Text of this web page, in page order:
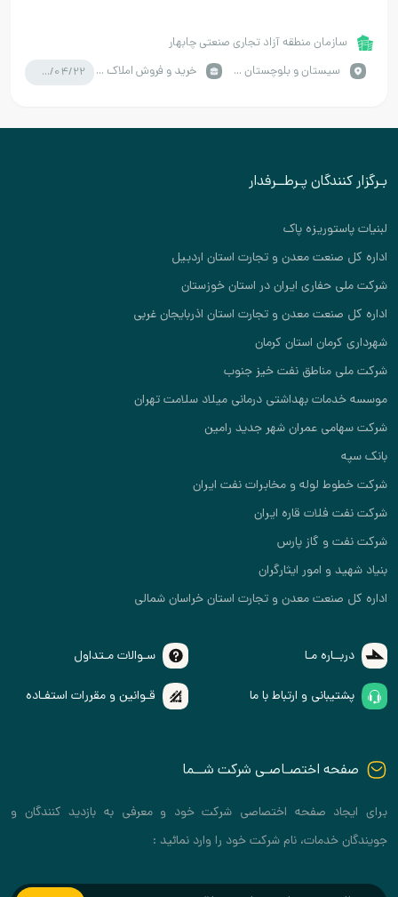
سازمان منطقه آزاد تجاری صنعتی چابهار
سيستان و بلوچستان / چابهار
خرید و فروش املاک صنعتی 1405/04/22
بـرگزار کنندگان پـرطــرفدار
لبنیات پاستوریزه پاک
اداره کل صنعت معدن و تجارت استان اردبیل
شرکت ملی حفاری ایران در استان خوزستان
اداره کل صنعت معدن و تجارت استان اذربایجان غربی
شهرداری کرمان استان کرمان
شرکت ملی مناطق نفت خیز جنوب
موسسه خدمات بهداشتی درمانی میلاد سلامت تهران
شرکت سهامی عمران شهر جدید رامین
بانک سپه
شرکت خطوط لوله و مخابرات نفت ایران
شرکت نفت فلات قاره ایران
شرکت نفت و گاز پارس
بنیاد شهید و امور ایثارگران
اداره کل صنعت معدن و تجارت استان خراسان شمالی
دربــاره مـا سـوالات مـتداول
پشتیبانی و ارتباط با ما قـوانین و مقررات استفـاده
صفحه اختصـاصـی شرکت شــما
برای ایجاد صفحه اختصاصی شرکت خود و معرفی به بازدید کنندگان و
جویندگان خدمات، نام شرکت خود را وارد نمائید :